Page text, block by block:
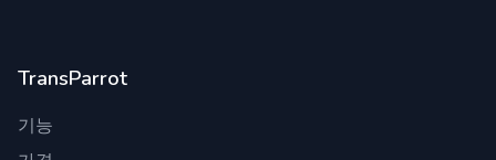
TransParrot
기능